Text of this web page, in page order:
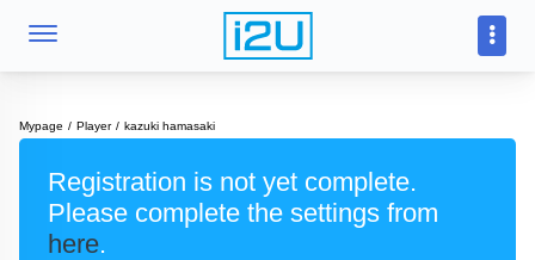
Mypage Player kazuki hamasaki
Registration is not yet complete.
Please complete the settings from
here.